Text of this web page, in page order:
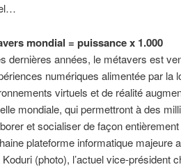
mondial = puissance x 1.000
dernières années, le métavers est
numériques alimentée par
virtuels et de réalité
mondiale, qui permettront à des
et socialiser de façon
plateforme informatique majeure
Koduri (photo), l’actuel vice-président